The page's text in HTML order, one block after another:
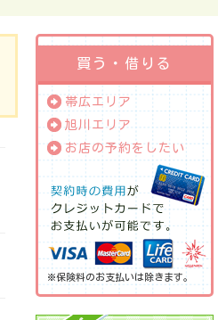
帯広の1DK～1LDK賃貸
帯広の2K～2LDK賃貸
帯広の3K～3LDK賃貸
帯広の4K以上賃貸
旭川の1DK～1LDK賃貸
旭川の2K～2LDK賃貸
旭川の3K～3LDK賃貸
旭川の4K以上賃貸
買う・借りる
帯広エリア
旭川エリア
お店の予約をしたい
※保険料のお支払いは除きます。